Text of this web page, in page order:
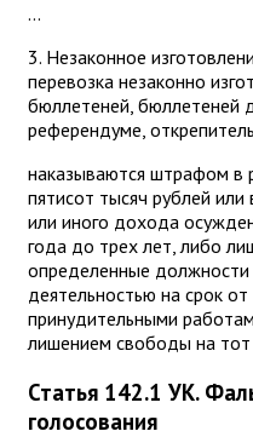
...
3. Незаконное
перевозка незаконно
бюллетеней, бюллетеней
референдуме,
наказываются штрафом в
пятисот тысяч рублей
или иного дохода
года до трех лет, либо
определенные должности
деятельностью на срок
принудительными
лишением свободы на тот
Статья 142.1 УК.
голосования